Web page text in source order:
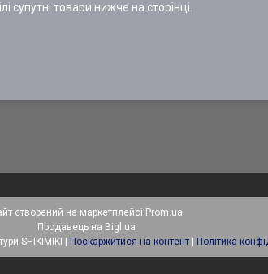
супутні товари нижче на сторінці.
створений на маркетплейсі Prom.ua
Продавець на Bigl.ua
Поскаржитися на контент Політика